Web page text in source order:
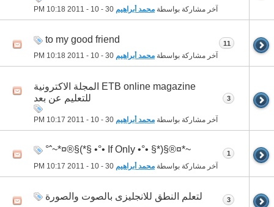
آخر مشاركة بواسطة محمد أبراهيم 10:18 PM
to my good friend
آخر مشاركة بواسطة محمد أبراهيم 10:18 PM
11
ETB online magazine المجلة الاكترونية
للتعليم عن بعد
آخر مشاركة بواسطة محمد أبراهيم 10:17 PM
3
~*¤®§(*§ •°• If Only •°• §*)§®¤*~ˆ°
آخر مشاركة بواسطة محمد أبراهيم 10:17 PM
1
لتعلم النطق للانجليزى بالصوت والصورة 3